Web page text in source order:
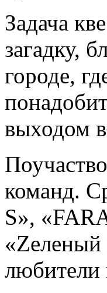
Задача
загадку,
городе,
выходом
команд.
S»,
«Zеленый
любители